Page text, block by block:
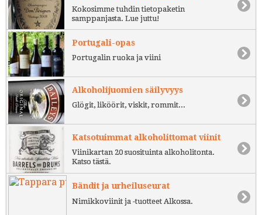
Kokosimme tuhdin tietopaketin
samppanjasta. Lue juttu!
Portugali-opas
Portugalin ruoka ja viini
Alkoholijuomien säilyvyys
Glögit, liköörit, viskit, rommit...
Katsotuimmat alkoholittomat viinit
Viinikartan 20 suosituinta alkoholitonta.
Katso tästä.
Bändit ja urheiluseurat
Nimikkoviinit ja -tuotteet Alkossa.